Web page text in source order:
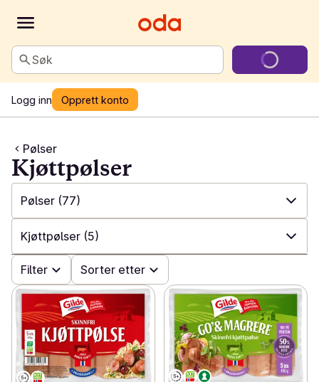
Søk
Logg inn Opprett konto
Pølser
Kjøttpølser
Pølser (77)
✓ Alle (342)
✓ Kylling, kalkun og and
✓ Svin (54)
✓ Storfe og kalv (43)
✓ Lam og vilt (11)
Kjøttpølser (5)
✓ Alle (77)
Grillpølser (18)
✓ Kjøttpølser(5)
✓ Spesialpølser (33)
Filter Sorter etter